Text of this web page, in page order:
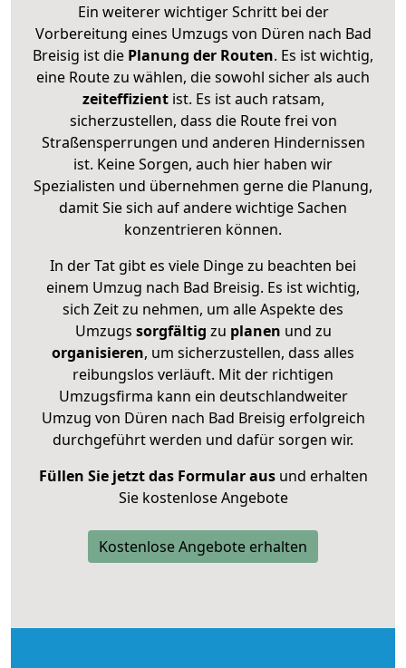
Ein weiterer wichtiger Schritt bei der
Vorbereitung eines Umzugs von Düren nach Bad
Breisig ist die Planung der Routen. Es ist wichtig,
eine Route zu wählen, die sowohl sicher als auch
zeiteffizientist. Es ist auch ratsam,
sicherzustellen, dass die Route frei von
Straßensperrungen und anderen Hindernissen
ist. Keine Sorgen, auch hier haben wir
Spezialisten und übernehmen gerne die Planung,
damit Sie sich auf andere wichtige Sachen
konzentrieren können.
In der Tat gibt es viele Dinge zu beachten bei
einem Umzug nach Bad Breisig. Es ist wichtig,
sich Zeit zu nehmen, um alle Aspekte des
Umzugs sorgfältig zu planen und zu
organisieren, um sicherzustellen, dass alles
reibungslos verläuft. Mit der richtigen
Umzugsfirma kann ein deutschlandweiter
Umzug von Düren nach Bad Breisig erfolgreich
durchgeführt werden und dafür sorgen wir.
Füllen Sie jetzt das Formular ausund erhalten
Sie kostenlose Angebote
Kostenlose Angebote erhalten